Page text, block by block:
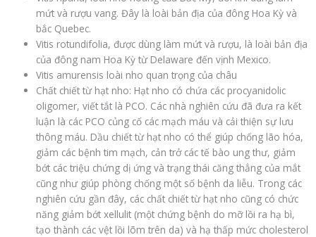
mứt và rượu vang. Đây là loài bản địa của đông Hoa Kỳ và
bắc Quebec.
Vitis rotundifolia, được dùng làm mứt và rượu, là loài bản địa
của đông nam Hoa Kỳ từ Delaware đến vịnh Mexico.
Vitis amurensis loài nho quan trọng của châu
Chất chiết từ hạt nho: Hạt nho có chứa các procyanidolic
oligomer, viết tắt là PCO. Các nhà nghiên cứu đã đưa ra kết
luận là các PCO củng cố các mạch máu và cải thiện sự lưu
thông máu. Dầu chiết từ hạt nho có thể giúp chống lão hóa,
giảm các bệnh tim mạch, cản trở các tế bào ung thư, giảm
bớt các triệu chứng dị ứng và trạng thái căng thẳng của mắt
cũng như giúp phòng chống một số bệnh da liễu. Trong các
nghiên cứu gần đây, các chất chiết từ hạt nho cũng có chức
năng giảm bớt xellulit (một chứng bệnh do mỡ lồi ra hạ bì,
tạo thành các vệt lồi lõm trên da) và hạ thấp mức cholesterol